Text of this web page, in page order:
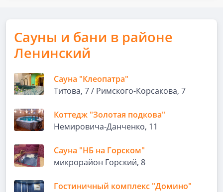
Сауны и бани в районе
Ленинский
Сауна "Клеопатра"
Титова, 7 / Римского-Корсакова, 7
Коттедж "Золотая подкова"
Немировича-Данченко, 11
Сауна "НБ на Горском"
микрорайон Горский, 8
Гостиничный комплекс "Домино"